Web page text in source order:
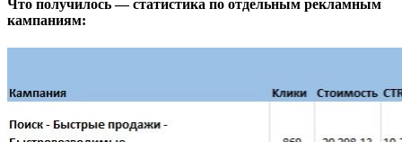
Что получилось — статистика по отдельным рекламным
кампаниям: